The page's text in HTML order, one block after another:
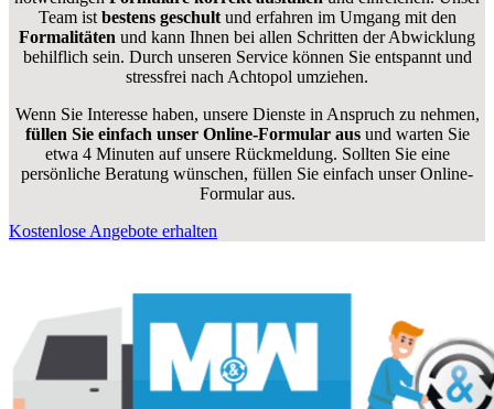
Team istbestens geschultund erfahren im Umgang mit den
Formalitäten und kann Ihnen bei allen Schritten der Abwicklung
behilflich sein. Durch unseren Service können Sie entspannt und
stressfrei nach Achtopol umziehen.
Wenn Sie Interesse haben, unsere Dienste in Anspruch zu nehmen,
füllen Sie einfach unser Online-Formular ausund warten Sie
etwa 4 Minuten auf unsere Rückmeldung. Sollten Sie eine
persönliche Beratung wünschen, füllen Sie einfach unser Online-
Formular aus.
Kostenlose Angebote erhalten